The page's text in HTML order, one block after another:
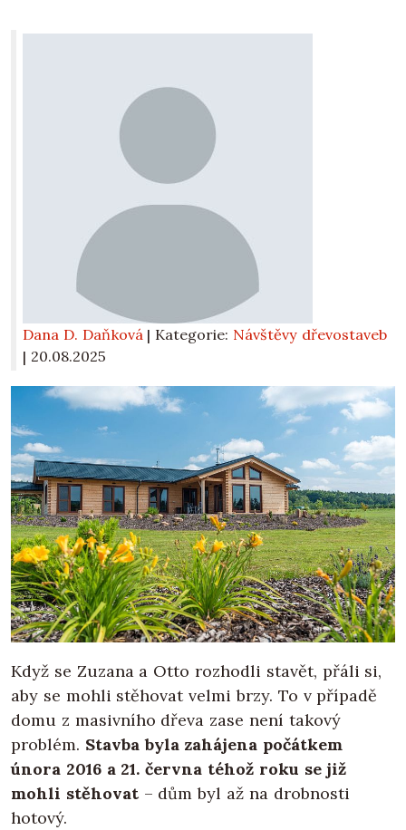
Dana D. Daňková | Kategorie: Návštěvy dřevostaveb
| 20.08.2025
Když se Zuzana a Otto rozhodli stavět, přáli si,
aby se mohli stěhovat velmi brzy. To v případě
domu z masivního dřeva zase není takový
problém. Stavba byla zahájena počátkem
února 2016 a 21. června téhož roku se již
mohli stěhovat– dům byl až na drobnosti
hotový.